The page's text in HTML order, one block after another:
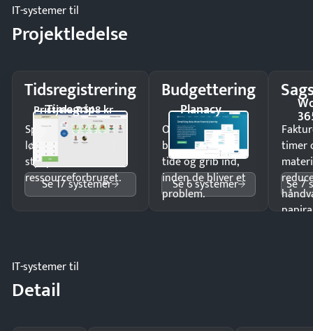
IT-systemer til
Projektledelse
Tidsregistrering
Timegrip
Pristjek: 7.548 kr
Spar tid på
lønberegning og få
styr på
ressourceforbruget.
Se 17 systemer
Budgettering
Planacy
Opdag
budgetafvigelser i
tide og grib ind,
inden de bliver et
problem.
Se 6 systemer
timer
Se 7
IT-systemer til
Detail